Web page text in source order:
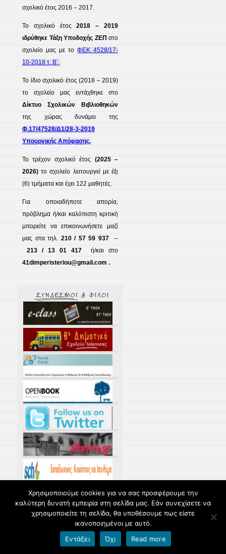
σχολικό έτος 2016 – 2017.
Το σχολικό έτος2018 – 2019
ιδρύθηκε Τάξη Υποδοχής ΖΕΠ στο
σχολείο μας με το ΦΕΚ 4528/17-
10-2018 τ. Β΄.
Το ίδιο σχολικό έτος (2018 – 2019)
το σχολείο μας εντάχθηκε στο
Δίκτυο Σχολικών Βιβλιοθηκών
της χώρας δυνάμει της
Φ.17/47528/Δ1/28-3-2019
Υπουργικής Απόφασης.
Το τρέχον σχολικό έτος (2025 –
2026) το σχολείο λειτουργεί με έξι
(6) τμήματα και έχει 122 μαθητές.
Για οποιαδήποτε απορία,
πρόβλημα ή/και καλόπιστη κριτική
μπορείτε να επικοινωνήσετε μαζί
μας στα τηλ. 210 / 57 59 937–
213 / 13 01 417 ή/και στο
41dimperisteriou@gmail.com .
Χρησιμοποιούμε cookies για να σας προσφέρουμε την
καλύτερη δυνατή εμπειρία στη σελίδα μας. Εάν συνεχίσετε να
χρησιμοποιείτε τη σελίδα, θα υποθέσουμε πως είστε
ικανοποιημένοι με αυτό.
Εντάξει
Όχι Read more